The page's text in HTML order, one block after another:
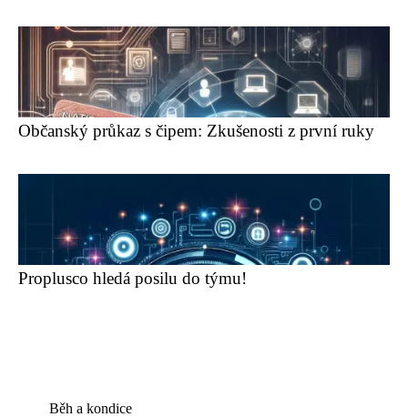
Občanský průkaz s čipem: Zkušenosti z první ruky
Proplusco hledá posilu do týmu!
Běh a kondice